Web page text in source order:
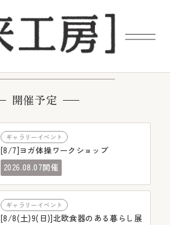
開催予定
ギャラリーイベント
[8/7]ヨガ体操ワークショップ
2026.08.07開催
ギャラリーイベント
[8/8(土)9(日)]北欧食器のある暮らし展